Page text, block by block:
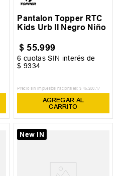
Pantalon Topper RTC
Kids Urb II Negro Niño
$ 55.999
6 cuotas SIN interés de
$ 9334
Precio sin impuestos nacionales: $ 46.280 ,17
AGREGAR AL
CARRITO
New IN